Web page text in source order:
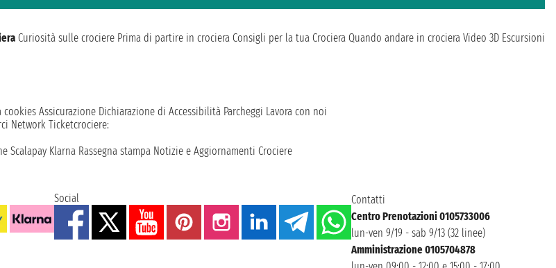
Curiosità sulle crociere Prima di partire in crociera Consigli per la tua Crociera Quando andare in crociera Video 3D Escursioni
cookies Assicurazione Dichiarazione di Accessibilità Parcheggi Lavora con noi
Network Ticketcrociere:
Scalapay Klarna Rassegna stampa Notizie e Aggiornamenti Crociere
Social
Contatti
Centro Prenotazioni 0105733006
lun-ven 9/19 - sab 9/13 (32 linee)
Amministrazione 0105704878